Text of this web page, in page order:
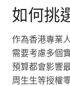
如何挑
作為香港專業
需要考慮多個
預算都會影響
周生生等授權